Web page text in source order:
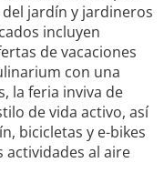
jardín y jardineros
incluyen
de vacaciones
con una
la feria inviva de
de vida activo, así
bicicletas y e-bikes
actividades al aire